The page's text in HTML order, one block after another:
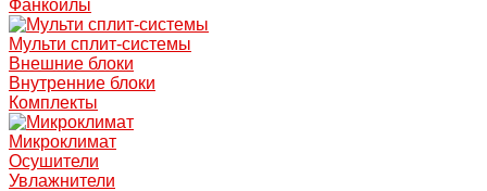
Фанкойлы
Мульти сплит-системы
Внешние блоки
Внутренние блоки
Комплекты
Микроклимат
Осушители
Увлажнители